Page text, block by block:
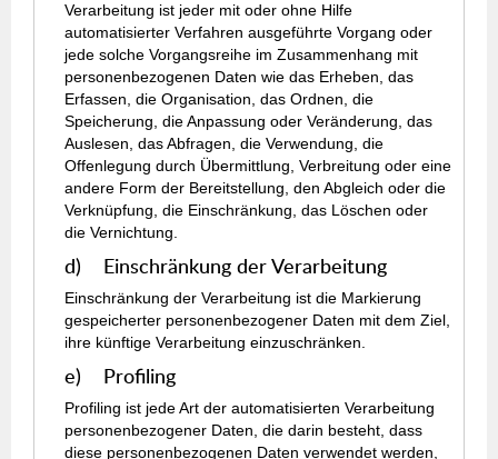
Verarbeitung ist jeder mit oder ohne Hilfe
automatisierter Verfahren ausgeführte Vorgang oder
jede solche Vorgangsreihe im Zusammenhang mit
personenbezogenen Daten wie das Erheben, das
Erfassen, die Organisation, das Ordnen, die
Speicherung, die Anpassung oder Veränderung, das
Auslesen, das Abfragen, die Verwendung, die
Offenlegung durch Übermittlung, Verbreitung oder eine
andere Form der Bereitstellung, den Abgleich oder die
Verknüpfung, die Einschränkung, das Löschen oder
die Vernichtung.
d) Einschränkung der Verarbeitung
Einschränkung der Verarbeitung ist die Markierung
gespeicherter personenbezogener Daten mit dem Ziel,
ihre künftige Verarbeitung einzuschränken.
e) Profiling
Profiling ist jede Art der automatisierten Verarbeitung
personenbezogener Daten, die darin besteht, dass
diese personenbezogenen Daten verwendet werden,